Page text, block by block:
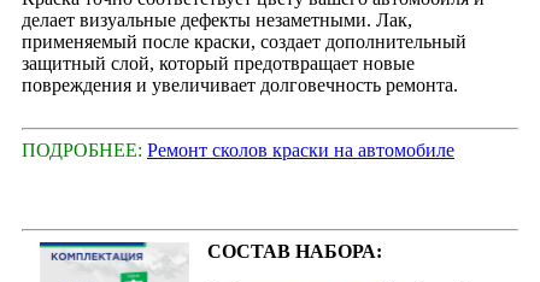
делает визуальные дефекты незаметными. Лак,
применяемый после краски, создает дополнительный
защитный слой, который предотвращает новые
повреждения и увеличивает долговечность ремонта.
ПОДРОБНЕЕ: Ремонт сколов краски на автомобиле
СОСТАВ НАБОРА: